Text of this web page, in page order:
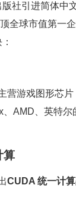
社引进简体中
全球市值第一
营游戏图形芯
AMD、英特尔
算
CUDA 统一计